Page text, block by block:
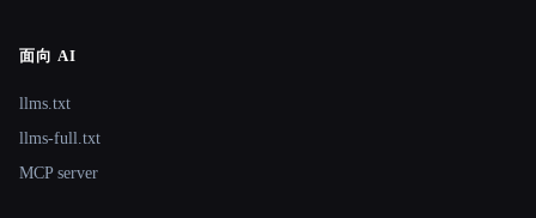
面向 AI
llms.txt
llms-full.txt
MCP server